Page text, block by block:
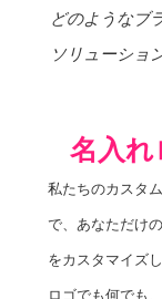
どのようなブ
ソリューショ
名入れ
私たちのカスタ
で、あなただけ
をカスタマイズ
ロゴでも何でも